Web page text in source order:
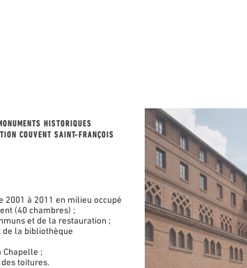
HISTORIQUES
COUVENT SAINT-FRANÇOIS
2001 à 2011 en milieu occupé
(40 chambres) ;
et de la restauration ;
de la bibliothèque
Chapelle ;
toitures.